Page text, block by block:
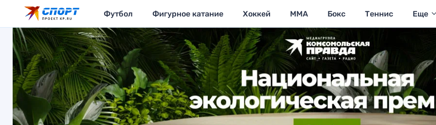
Футбол Фигурное катание Хоккей MMA Бокс Теннис Еще